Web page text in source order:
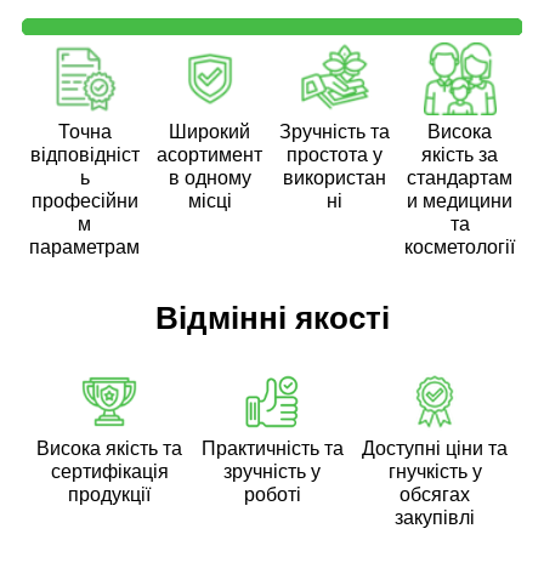
Точна
відповідніст
ь
професійни
м
параметрам
Широкий
асортимент
в одному
місці
Зручність та
простота у
використан
ні
Висока
якість за
стандартам
и медицини
та
косметології
Відмінні якості
Висока якість та
сертифікація
продукції
Практичність та
зручність у
роботі
Доступні ціни та
гнучкість у
обсягах
закупівлі